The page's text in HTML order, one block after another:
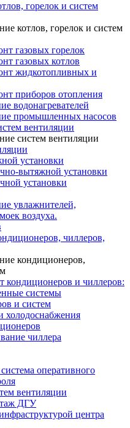
горелок и систем
котлов, горелок и систем
газовых горелок
газовых котлов
жидкотопливных и
приборов отопления
водонагревателей
промышленных насосов
вентиляции
систем вентиляции
установки
вытяжной установки
установки
увлажнителей,
воздуха.
чиллеров,
кондиционеров,
кондиционеров и чиллеров:
системы
и систем
холодоснабжения
чиллера
оперативного
вентиляции
ДГУ
центра